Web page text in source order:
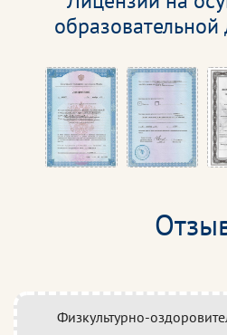
образовательной
Физкультурно-